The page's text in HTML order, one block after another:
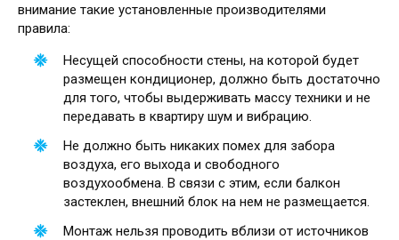
внимание такие установленные производителями
правила:
Несущей способности стены, на которой будет
размещен кондиционер, должно быть достаточно
для того, чтобы выдерживать массу техники и не
передавать в квартиру шум и вибрацию.
Не должно быть никаких помех для забора
воздуха, его выхода и свободного
воздухообмена. В связи с этим, если балкон
застеклен, внешний блок на нем не размещается.
Монтаж нельзя проводить вблизи от источников